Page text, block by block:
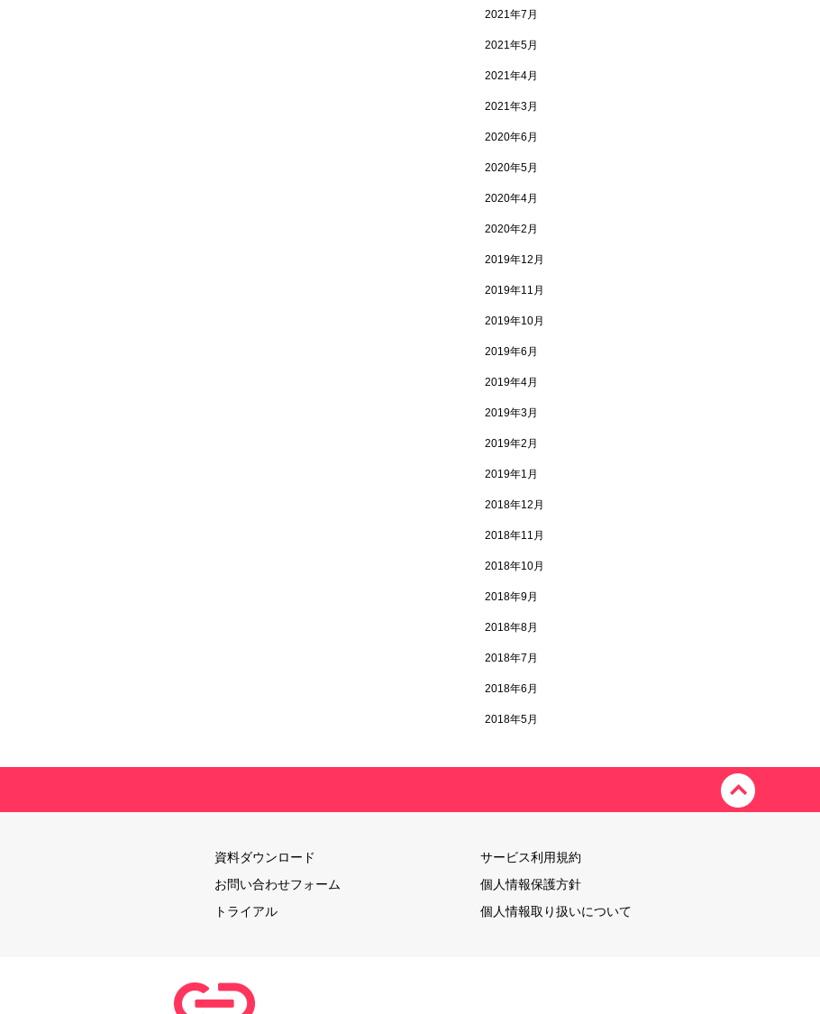
2021年7月
2021年5月
2021年4月
2021年3月
2020年6月
2020年5月
2020年4月
2020年2月
2019年12月
2019年11月
2019年10月
2019年6月
2019年4月
2019年3月
2019年2月
2019年1月
2018年12月
2018年11月
2018年10月
2018年9月
2018年8月
2018年7月
2018年6月
2018年5月
資料ダウンロード
お問い合わせフォーム
トライアル
サービス利用規約
個人情報保護方針
個人情報取り扱いについて